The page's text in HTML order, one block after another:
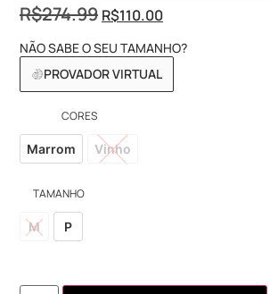
R$274.99 R$110.00
NÃO SABE O SEU TAMANHO?
PROVADOR VIRTUAL
CORES
Marrom Vinho
TAMANHO
M P